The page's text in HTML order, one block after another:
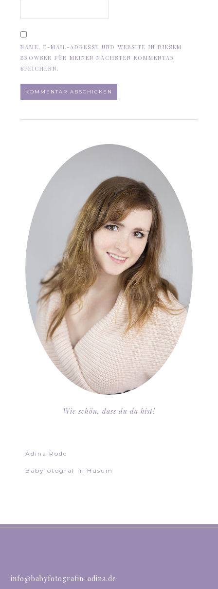
NAME, E-MAIL-ADRESSE UND WEBSITE IN DIESEM
BROWSER FÜR MEINEN NÄCHSTEN KOMMENTAR
SPEICHERN.
Wie schön, dass du da bist!
Adina Rode
Babyfotograf in Husum
info@babyfotografin-adina.de